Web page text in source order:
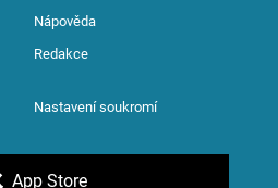
Nápověda
Redakce
Nastavení soukromí
App Store